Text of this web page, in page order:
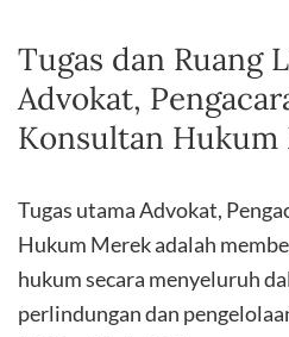
Tugas dan Ruang
Advokat,
Konsultan Hukum
Tugas utama Advokat,
Hukum Merek adalah
hukum secara menyeluruh
perlindungan dan